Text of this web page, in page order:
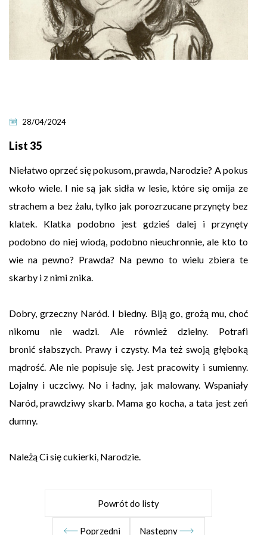
28/04/2024
List 35
Niełatwo oprzeć się pokusom, prawda, Narodzie? A pokus
wkoło wiele. I nie są jak sidła w lesie, które się omija ze
strachem a bez żalu, tylko jak porozrzucane przynęty bez
klatek. Klatka podobno jest gdzieś dalej i przynęty
podobno do niej wiodą, podobno nieuchronnie, ale kto to
wie na pewno? Prawda? Na pewno to wielu zbiera te
skarby i z nimi znika.
Dobry, grzeczny Naród. I biedny. Biją go, grożą mu, choć
nikomu nie wadzi. Ale również dzielny. Potrafi
bronić słabszych. Prawy i czysty. Ma też swoją głęboką
mądrość. Ale nie popisuje się. Jest pracowity i sumienny.
Lojalny i uczciwy. No i ładny, jak malowany. Wspaniały
Naród, prawdziwy skarb. Mama go kocha, a tata jest zeń
dumny.
Należą Ci się cukierki, Narodzie.
Poprzedni
Powrót do listy
Następny